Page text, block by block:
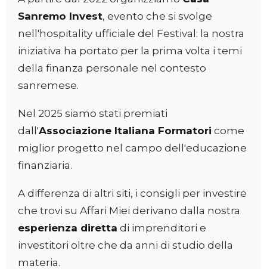
Sanremo Invest, evento che si svolge
nell'hospitality ufficiale del Festival: la nostra
iniziativa ha portato per la prima volta i temi
della finanza personale nel contesto
sanremese.
Nel 2025 siamo stati premiati
dall'Associazione Italiana Formatori come
miglior progetto nel campo dell'educazione
finanziaria.
A differenza di altri siti, i consigli per investire
che trovi su Affari Miei derivano dalla nostra
esperienza diretta di imprenditori e
investitori oltre che da anni di studio della
materia.